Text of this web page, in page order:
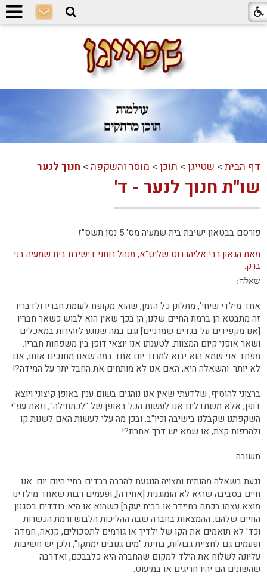
דף הבית > שטייגן > תוכן > מוסר והשקפה > חנוך לנער
שו"ת חנוך לנער - ד'
פורסם בבטאון ישיבת בית שמעיה מס' 5 נסן תשס"ז
מאת הגאון רבי אליהו רוט שליט"א, מנהל רוחני דישיבת בית שמעיה בני
ברק.
שאלה:
אחד מילדי שיחי', מתלונן כל הזמן, שהוא מקופח לעומת חבריו ולדבריו
זה מתבטא הן ברמת החיים שלנו, הן בכך שאין הוא לבוש כשאר חבריו
[אנו מקפידים על בגדים שמרניים] וגם במה שנוגע לזהירות במאכלים
ושאר אופני קיום המצוות. לטענתו אנו יוצאי דופן בין משפחות חבריו.
מפחד אני שמא הוא יבוא למרוד יום אחד במה שאנו מחנכים אותו, אם
לא יותר. והשאלה היא, האם אנו לא מותחים את החבל יתר על המידה?!
ברצוני להוסיף, שלדעתי שאין אנו נוהגים בשום ענין באופן קיצוני ויוצא
דופן, אלא משתדלים אנו לעשות הכל באופן של "לכתחילה", וזאת עפ"י
השקפתנו שקבלנו בישיבה וכיו"ב, ובכן מה עלי לעשות האם לשנות קו
ולהרפות קצת, או שמא יש דרך אחרת?!
תשובה:
נגעת בשאלה מהותית ומצויה הנוגעת להרבה רבדים בחיי היום יום. אנו
חיים בסביבה שהיא לא הומוגנית [אחידה], ופעמים רבות שאחד מילדינו
מוצא עצמו בכתה בחיידר או בבית יעקב] כשהוא או היא בודדים בסגנון
החיים שלהם. ההמצאות בחברה שבה ההליכות הלבוש ורמת הכשרות
וכד' לא תואמים את הקו של ילדיך או גורמים לתסכולים, קנאה, חמדה
ופעמים גם לחציית גבולות, בחינת "מים גנובים ימתקו", ולכן יש חשיבות
עליונה לשלוח את הילד למקום שהחברה היא כלבבכם, ואדרבה
שהשונים הם יהיו חריגים או במיעוט.